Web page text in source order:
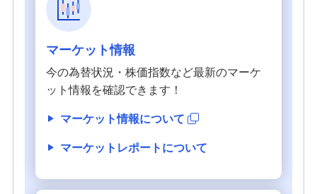
マーケット情報
今の為替状況・株価指数など最新のマーケ
ット情報を確認できます！
マーケット情報について
マーケットレポートについて